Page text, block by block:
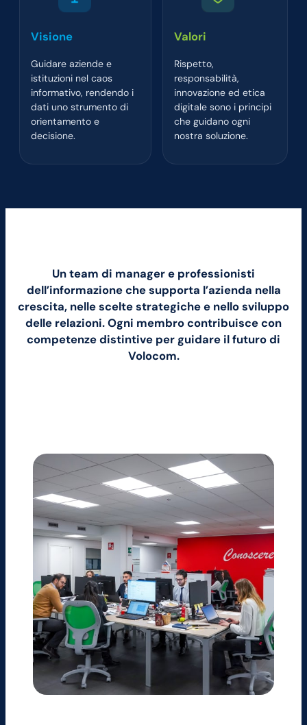
Visione
Guidare aziende e
istituzioni nel caos
informativo, rendendo i
dati uno strumento di
orientamento e
decisione.
Valori
Rispetto,
responsabilità,
innovazione ed etica
digitale sono i principi
che guidano ogni
nostra soluzione.
Un team di manager e professionisti
dell’informazione che supporta l’azienda nella
crescita, nelle scelte strategiche e nello sviluppo
delle relazioni. Ogni membro contribuisce con
competenze distintive per guidare il futuro di
Volocom.